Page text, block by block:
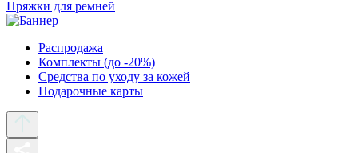
Пряжки для ремней
Распродажа
Комплекты (до -20%)
Средства по уходу за кожей
Подарочные карты